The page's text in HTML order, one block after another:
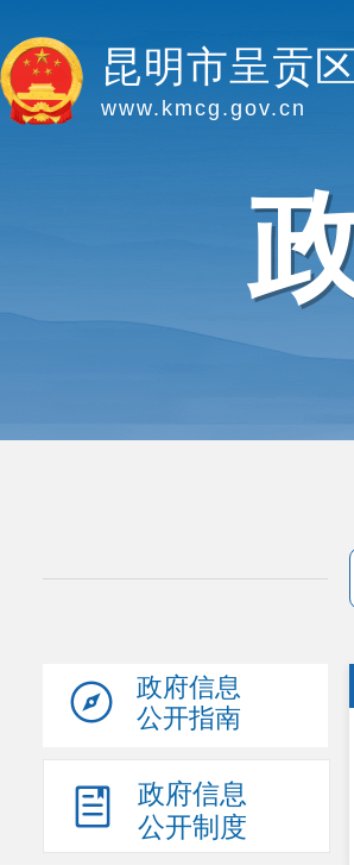
昆明市呈贡
www.kmcg.gov.cn
政府信息
公开指南
政府信息
公开制度